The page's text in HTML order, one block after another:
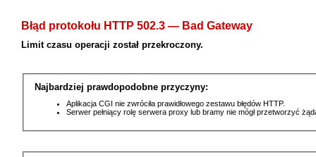
Błąd protokołu HTTP 502.3 — Bad Gateway
Limit czasu operacji został przekroczony.
Najbardziej prawdopodobne przyczyny:
Aplikacja CGI nie zwróciła prawidłowego zestawu błędów HTTP.
Serwer pełniący rolę serwera proxy lub bramy nie mógł przetworzyć